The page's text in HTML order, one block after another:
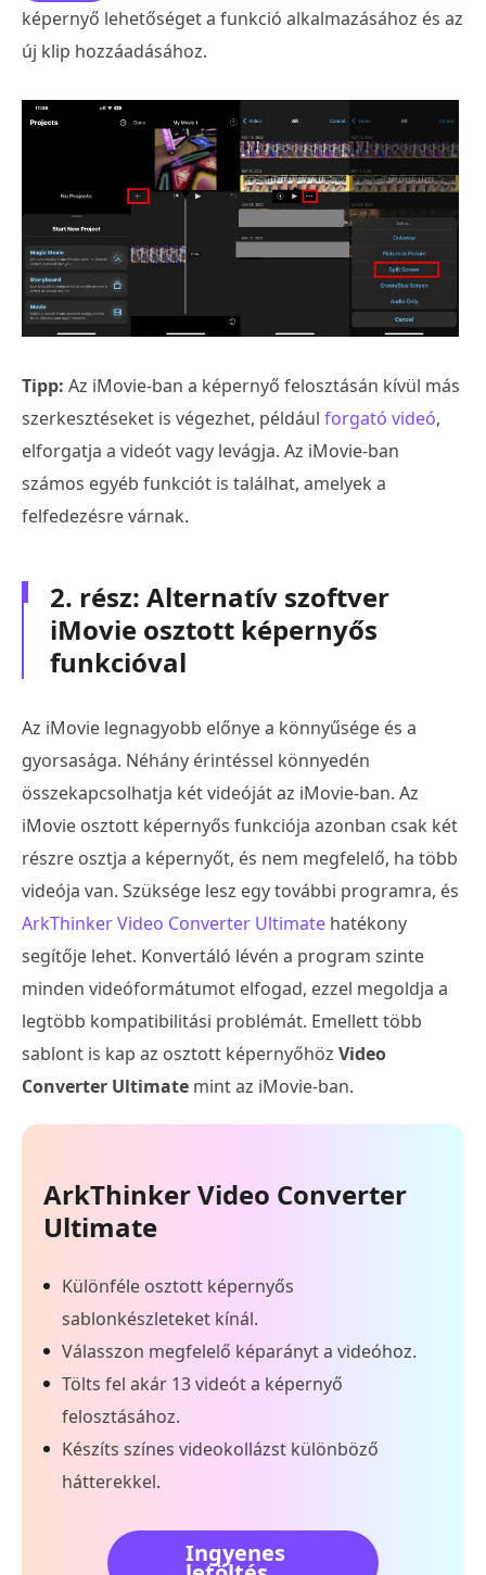
képernyő lehetőséget a funkció alkalmazásához és az
új klip hozzáadásához.
Tipp: Az iMovie-ban a képernyő felosztásán kívül más
szerkesztéseket is végezhet, például forgató videó,
elforgatja a videót vagy levágja. Az iMovie-ban
számos egyéb funkciót is találhat, amelyek a
felfedezésre várnak.
2. rész: Alternatív szoftver
iMovie osztott képernyős
funkcióval
Az iMovie legnagyobb előnye a könnyűsége és a
gyorsasága. Néhány érintéssel könnyedén
összekapcsolhatja két videóját az iMovie-ban. Az
iMovie osztott képernyős funkciója azonban csak két
részre osztja a képernyőt, és nem megfelelő, ha több
videója van. Szüksége lesz egy további programra, és
ArkThinker Video Converter Ultimate hatékony
segítője lehet. Konvertáló lévén a program szinte
minden videóformátumot elfogad, ezzel megoldja a
legtöbb kompatibilitási problémát. Emellett több
sablont is kap az osztott képernyőhöz Video
Converter Ultimate mint az iMovie-ban.
ArkThinker Video Converter
Ultimate
Különféle osztott képernyős
sablonkészleteket kínál.
Válasszon megfelelő képarányt a videóhoz.
Tölts fel akár 13 videót a képernyő
felosztásához.
Készíts színes videokollázst különböző
hátterekkel.
Ingyenes